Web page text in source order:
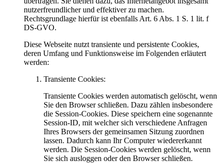
nutzerfreundlicher und effektiver zu machen.
Rechtsgrundlage hierfür ist ebenfalls Art. 6 Abs. 1 S. 1 lit. f
DS-GVO.
Diese Webseite nutzt transiente und persistente Cookies,
deren Umfang und Funktionsweise im Folgenden erläutert
werden:
Transiente Cookies:
Transiente Cookies werden automatisch gelöscht, wenn
Sie den Browser schließen. Dazu zählen insbesondere
die Session-Cookies. Diese speichern eine sogenannte
Session-ID, mit welcher sich verschiedene Anfragen
Ihres Browsers der gemeinsamen Sitzung zuordnen
lassen. Dadurch kann Ihr Computer wiedererkannt
werden. Die Session-Cookies werden gelöscht, wenn
Sie sich ausloggen oder den Browser schließen.